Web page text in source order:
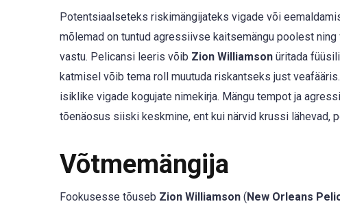
Potentsiaalseteks riskimängijateks vigade või
mõlemad on tuntud agressiivse kaitsemängu poolest
vastu. Pelicansi leeris võib Zion Williamson üritada
katmisel võib tema roll muutuda riskantseks just
isiklike vigade kogujate nimekirja. Mängu tempot ja
tõenäosus siiski keskmine, ent kui närvid krussi lähevad,
Võtmemängija
Fookusesse tõuseb Zion Williamson (New Orleans